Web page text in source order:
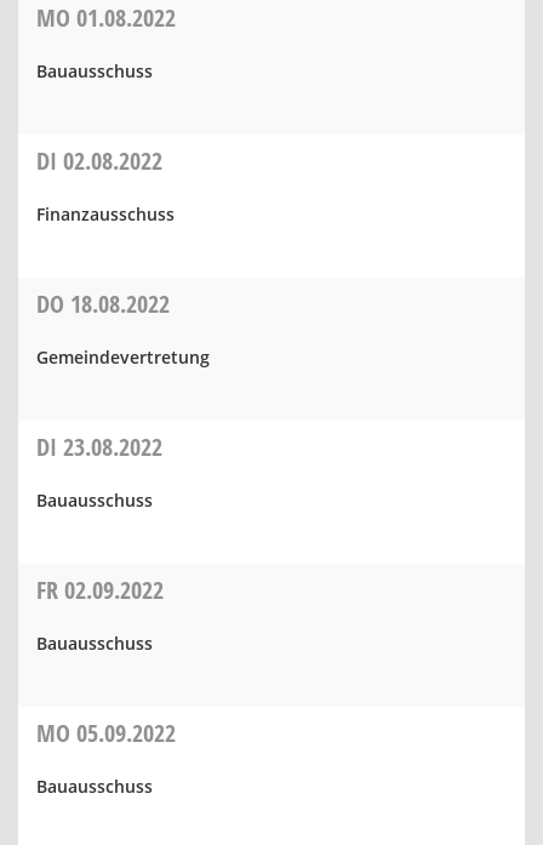
MO 01.08.2022
Bauausschuss
DI 02.08.2022
Finanzausschuss
DO 18.08.2022
Gemeindevertretung
DI 23.08.2022
Bauausschuss
FR02.09.2022
Bauausschuss
MO 05.09.2022
Bauausschuss